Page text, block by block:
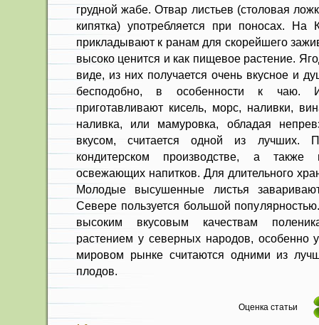
грудной жабе. Отвар листьев (столовая
кипят­ка) употребляется при поносах. На
прикладывают к ранам для скорейшего
высоко ценится и как пищевое растение.
виде, из них получается очень вкусное и
бесподобно, в особенности к чаю.
приготавливают кисель, морс, наливки,
наливка, или мамуровка, обладая
вкусом, считается одной из
кондитерском производст­ве, а также
освежающих напитков. Для длительного
Молодые высушенные листья
Севере пользуется большой
высоким вкусовым качествам
растением у северных народов,
мировом рынке счи­таются одними из
плодов.
Оценка статьи